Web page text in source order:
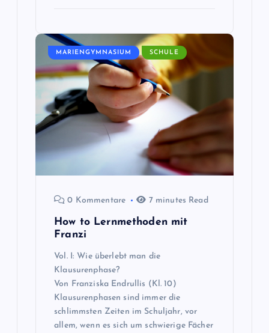
MARIENGYMNASIUM SCHULE
0 Kommentare 7 minutes Read
How to Lernmethoden mit
Franzi
Vol. I: Wie überlebt man die
Klausurenphase?
Von Franziska Endrullis (Kl. 10)
Klausurenphasen sind immer die
schlimmsten Zeiten im Schuljahr, vor
allem, wenn es sich um schwierige Fächer